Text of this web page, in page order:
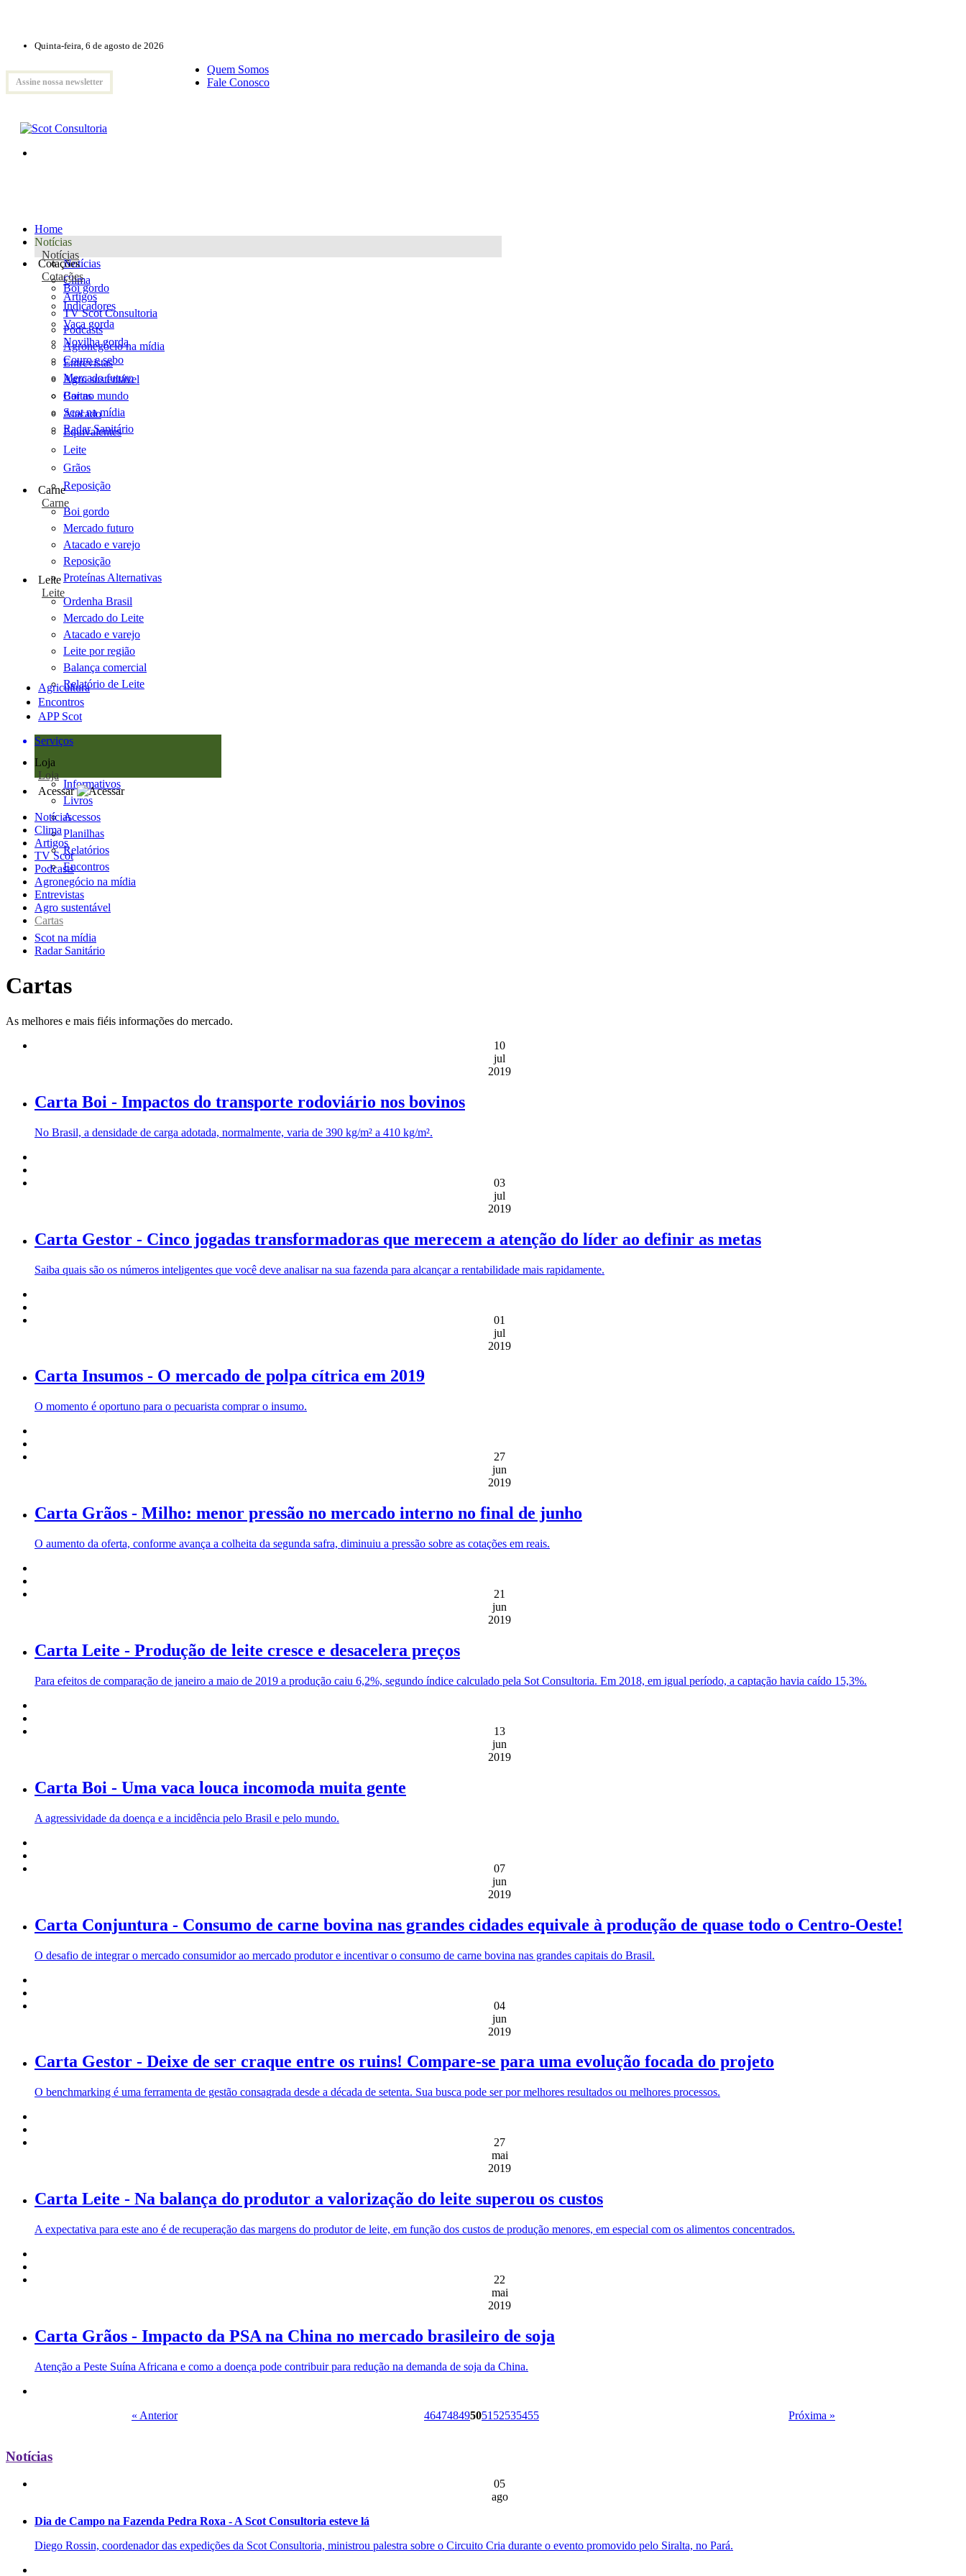
Quinta-feira, 6 de agosto de 2026
Assine nossa newsletter
Quem Somos
Fale Conosco
Home
Notícias
Notícias
Notícias
Clima
Artigos
TV Scot Consultoria
Podcasts
Agronegócio na mídia
Entrevistas
Agro sustentável
Cartas
Scot na mídia
Radar Sanitário
Cotações
Cotações
Boi gordo
Indicadores
Vaca gorda
Novilha gorda
Couro e sebo
Mercado futuro
Boi no mundo
Atacado
Equivalentes
Leite
Grãos
Reposição
Carne
Carne
Boi gordo
Mercado futuro
Atacado e varejo
Reposição
Proteínas Alternativas
Leite
Leite
Ordenha Brasil
Mercado do Leite
Atacado e varejo
Leite por região
Balança comercial
Relatório de Leite
Agricultura
Encontros
APP Scot
Serviços
Loja
Loja
Informativos
Livros
Acessos
Planilhas
Relatórios
Encontros
Acessar
Notícias
Clima
Artigos
TV Scot
Podcasts
Agronegócio na mídia
Entrevistas
Agro sustentável
Cartas
Scot na mídia
Radar Sanitário
Cartas
As melhores e mais fiéis informações do mercado.
10
jul
2019
Carta Boi - Impactos do transporte rodoviário nos bovinos
No Brasil, a densidade de carga adotada, normalmente, varia de 390 kg/m² a 410 kg/m².
03
jul
2019
Carta Gestor - Cinco jogadas transformadoras que merecem a atenção do líder ao definir as metas
Saiba quais são os números inteligentes que você deve analisar na sua fazenda para alcançar a rentabilidade mais rapidamente.
01
jul
2019
Carta Insumos - O mercado de polpa cítrica em 2019
O momento é oportuno para o pecuarista comprar o insumo.
27
jun
2019
Carta Grãos - Milho: menor pressão no mercado interno no final de junho
O aumento da oferta, conforme avança a colheita da segunda safra, diminuiu a pressão sobre as cotações em reais.
21
jun
2019
Carta Leite - Produção de leite cresce e desacelera preços
Para efeitos de comparação de janeiro a maio de 2019 a produção caiu 6,2%, segundo índice calculado pela Sot Consultoria. Em 2018, em igual período, a captação havia caído 15,3%.
13
jun
2019
Carta Boi - Uma vaca louca incomoda muita gente
A agressividade da doença e a incidência pelo Brasil e pelo mundo.
07
jun
2019
Carta Conjuntura - Consumo de carne bovina nas grandes cidades equivale à produção de quase todo o Centro-Oeste!
O desafio de integrar o mercado consumidor ao mercado produtor e incentivar o consumo de carne bovina nas grandes capitais do Brasil.
04
jun
2019
Carta Gestor - Deixe de ser craque entre os ruins! Compare-se para uma evolução focada do projeto
O benchmarking é uma ferramenta de gestão consagrada desde a década de setenta. Sua busca pode ser por melhores resultados ou melhores processos.
27
mai
2019
Carta Leite - Na balança do produtor a valorização do leite superou os custos
A expectativa para este ano é de recuperação das margens do produtor de leite, em função dos custos de produção menores, em especial com os alimentos concentrados.
22
mai
2019
Carta Grãos - Impacto da PSA na China no mercado brasileiro de soja
Atenção a Peste Suína Africana e como a doença pode contribuir para redução na demanda de soja da China.
« Anterior 464748495051 52535455 Próxima »
Notícias
05
ago
Dia de Campo na Fazenda Pedra Roxa - A Scot Consultoria esteve lá
Diego Rossin, coordenador das expedições da Scot Consultoria, ministrou palestra sobre o Circuito Cria durante o evento promovido pelo Siralta, no Pará.